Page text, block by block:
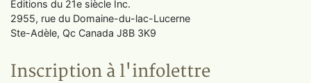
Éditions du 21e siècle Inc.
2955, rue du Domaine-du-lac-Lucerne
Ste-Adèle, Qc Canada J8B 3K9
Inscription à l'infolettre